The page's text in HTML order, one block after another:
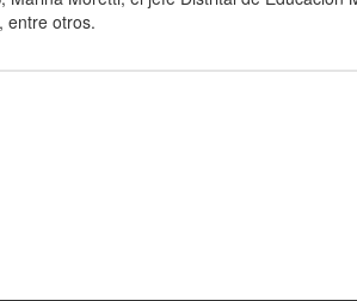
entre otros.